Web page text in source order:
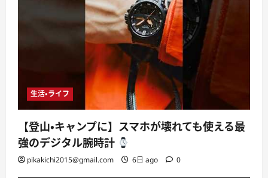
生活・ライフ
【登山・キャンプに】スマホが壊れても使える最
強のデジタル腕時計
pikakichi2015@gmail.com 6日 ago 0